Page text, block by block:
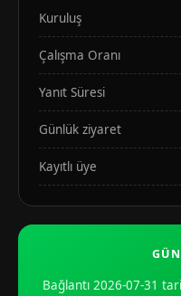
Kuruluş
Çalışma Oranı
Yanıt Süresi
Günlük ziyaret
Kayıtlı üye
Bağlantı 2026-07-31